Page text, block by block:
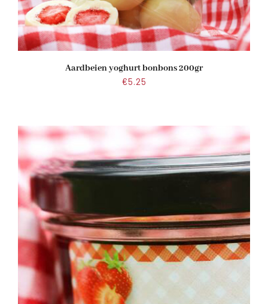
Aardbeien yoghurt bonbons 200gr
€5.25